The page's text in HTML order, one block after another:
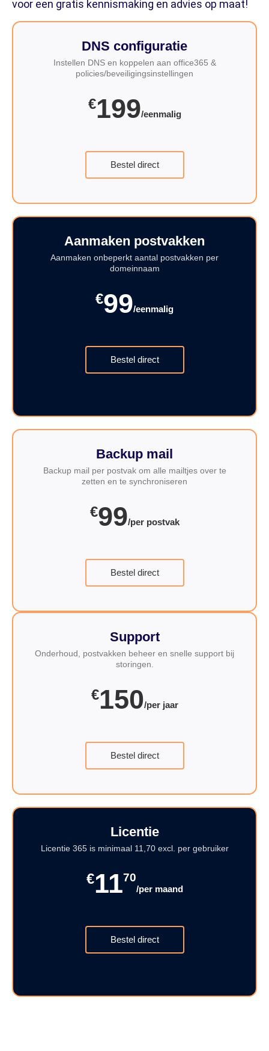
voor een gratis kennismaking en advies op maat!
DNS configuratie
Instellen DNS en koppelen aan office365 &
policies/beveiligingsinstellingen
€199/eenmalig
Bestel direct
Aanmaken postvakken
Aanmaken onbeperkt aantal postvakken per
domeinnaam
€99/eenmalig
Bestel direct
Backup mail
Backup mail per postvak om alle mailtjes over te
zetten en te synchroniseren
€99/per postvak
Bestel direct
Support
Onderhoud, postvakken beheer en snelle support bij
storingen.
€150/per jaar
Bestel direct
Licentie
Licentie 365 is minimaal 11,70 excl. per gebruiker
€1170
/per maand
Bestel direct